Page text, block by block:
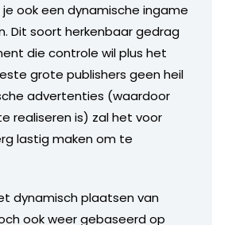
je ook een dynamische ingame
Dit soort herkenbaar gedrag
die controle wil plus het
grote publishers geen heil
advertenties (waardoor
realiseren is) zal het voor
lastig maken om te
dynamisch plaatsen van
ook weer gebaseerd op